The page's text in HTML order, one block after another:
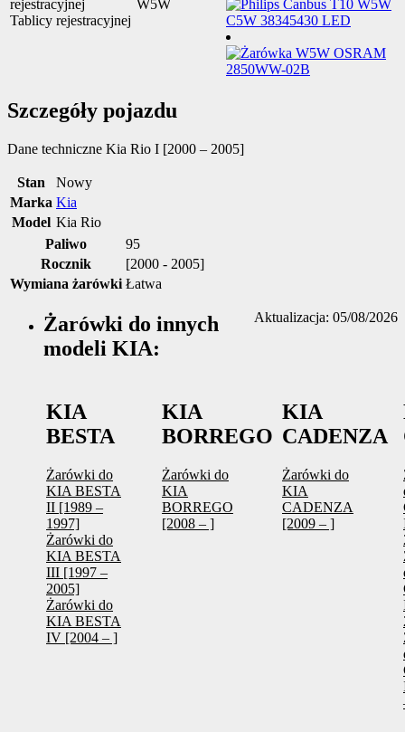
Tablicy rejestracyjnej
W5W
Szczegóły pojazdu
Dane techniczne Kia Rio I [2000 – 2005]
Stan
Nowy
Marka Kia
Model Kia Rio
Paliwo
95
Rocznik
[2000 - 2005]
Wymiana żarówki Łatwa
Aktualizacja: 05/08/2026
Żarówki do innych
modeli KIA:
KIA
BESTA
Żarówki do
KIA BESTA
II [1989 –
1997]
Żarówki do
KIA BESTA
III [1997 –
2005]
Żarówki do
KIA BESTA
IV [2004 – ]
KIA
BORREGO
Żarówki do
KIA
BORREGO
[2008 – ]
KIA
CADENZA
Żarówki do
KIA
CADENZA
[2009 – ]